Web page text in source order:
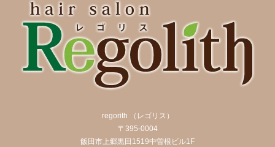
regorith （レゴリス）
〒395-0004
飯田市上郷黒田1519中曽根ビル1F